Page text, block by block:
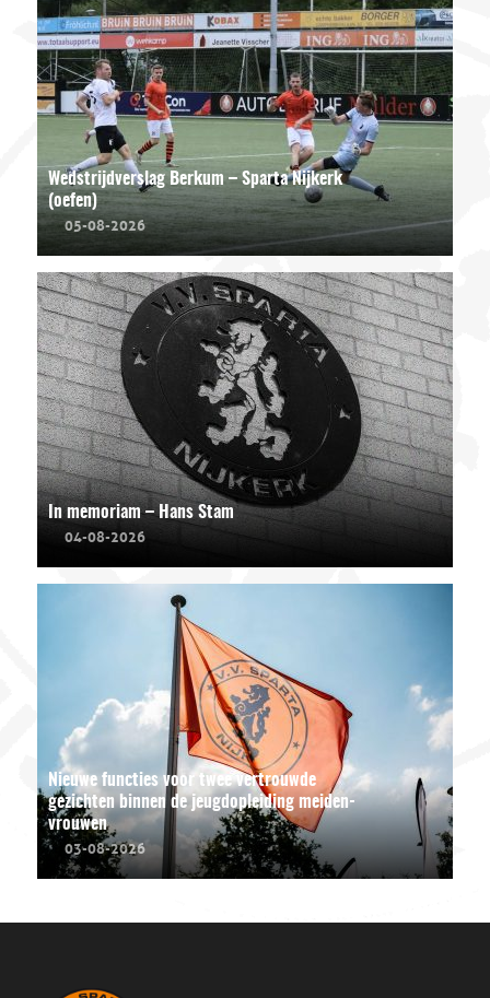
Wedstrijdverslag Berkum – Sparta Nijkerk
(oefen)
05-08-2026
In memoriam – Hans Stam
04-08-2026
Nieuwe functies voor twee vertrouwde
gezichten binnen de jeugdopleiding meiden-
vrouwen
03-08-2026